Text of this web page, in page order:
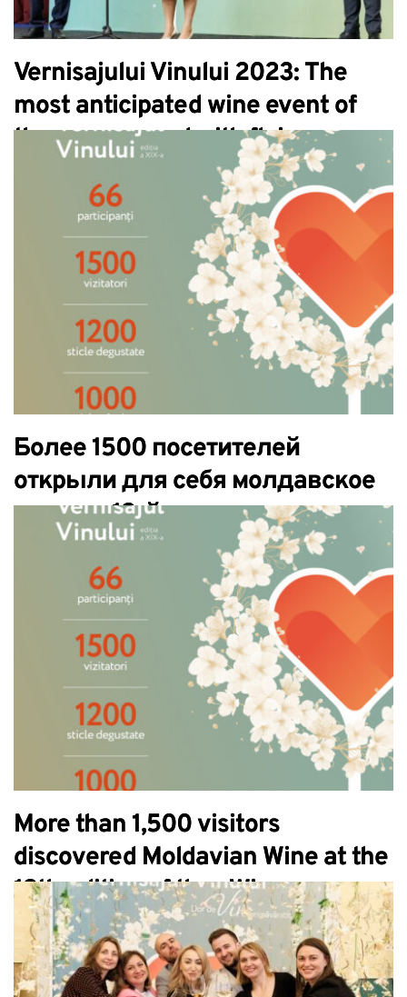
Vernisajului Vinului 2023: The
most anticipated wine event of
the year passed with flying
Более 1500 посетителей
открыли для себя молдавское
вино на 19-й выставке
«Открытие вин».
More than 1,500 visitors
discovered Moldavian Wine at the
19th edition of the „Wine
Opening”